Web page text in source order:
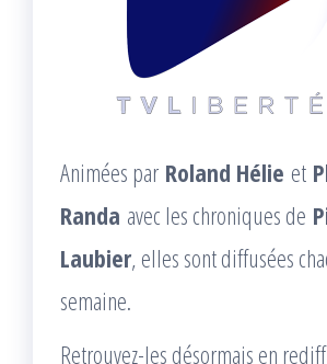
Animées par Roland Hélie et
Randa avec les chroniques de
Laubier, elles sont diffusées
semaine.
Retrouvez-les désormais en